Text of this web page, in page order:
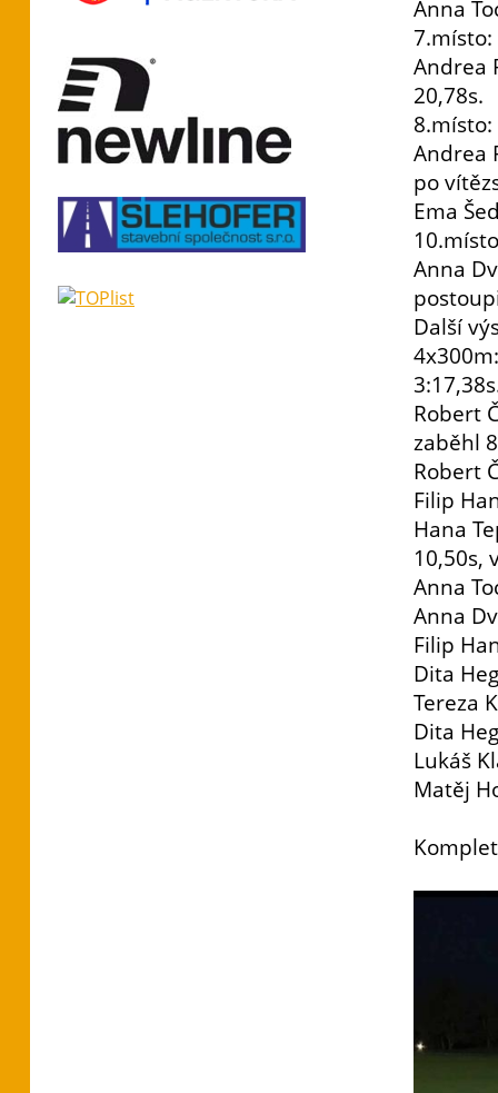
Anna
7.místo:
Andrea
8.místo:
Andrea
po
Ema
Anna
Další
Robert
zaběhl
Robert
Filip
Hana
10,50s,
Anna
Anna
Filip
Dita
Tereza
Dita
Lukáš
Matěj